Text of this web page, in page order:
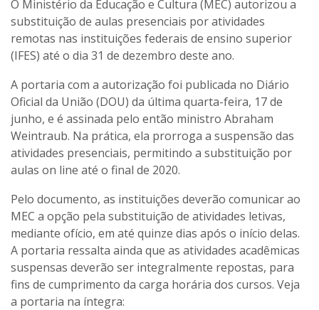
O Ministério da Educação e Cultura (MEC) autorizou a
substituição de aulas presenciais por atividades
remotas nas instituições federais de ensino superior
(IFES) até o dia 31 de dezembro deste ano.
A portaria com a autorização foi publicada no Diário
Oficial da União (DOU) da última quarta-feira, 17 de
junho, e é assinada pelo então ministro Abraham
Weintraub. Na prática, ela prorroga a suspensão das
atividades presenciais, permitindo a substituição por
aulas on line até o final de 2020.
Pelo documento, as instituições deverão comunicar ao
MEC a opção pela substituição de atividades letivas,
mediante ofício, em até quinze dias após o início delas.
A portaria ressalta ainda que as atividades acadêmicas
suspensas deverão ser integralmente repostas, para
fins de cumprimento da carga horária dos cursos. Veja
a portaria na íntegra: